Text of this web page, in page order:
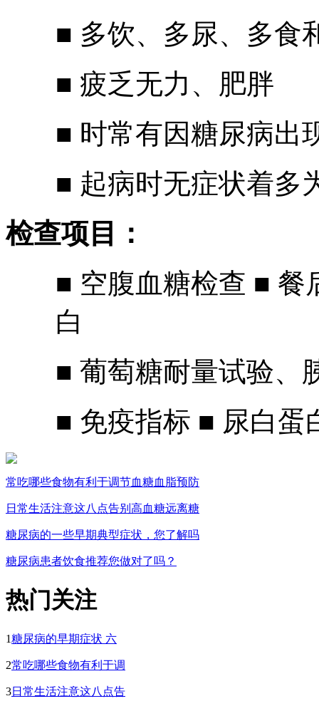
■ 多饮、多尿、多食
■ 疲乏无力、肥胖
■ 时常有因糖尿病出
■ 起病时无症状着多
检查项目：
■ 空腹血糖检查 ■ 餐
白
■ 葡萄糖耐量试验、
■ 免疫指标 ■ 尿白蛋
常吃哪些食物有利于调节血糖血脂预防
日常生活注意这八点告别高血糖远离糖
糖尿病的一些早期典型症状，您了解吗
糖尿病患者饮食推荐您做对了吗？
热门关注
1糖尿病的早期症状 六
2常吃哪些食物有利于调
3日常生活注意这八点告